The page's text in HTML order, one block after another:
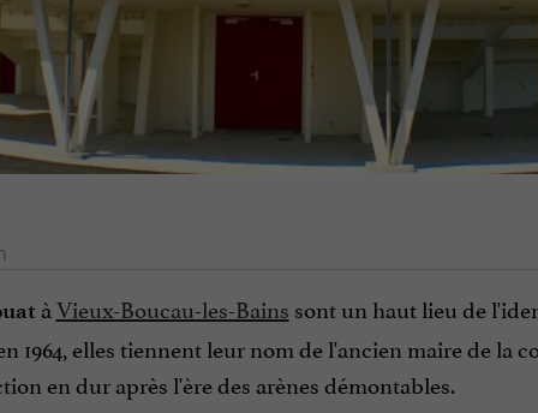
àVieux-Boucau-les-Bains sont un haut lieu de
1964, elles tiennent leur nom de l'ancien maire de la
en dur après l'ère des arènes démontables.